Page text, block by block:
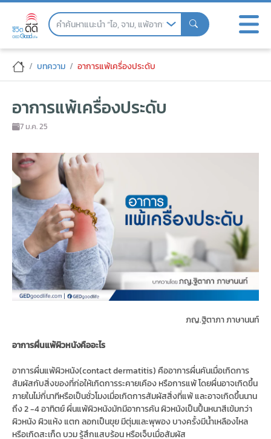
Skip
อาการแพ้เครื่องประดับ
บทความ อาการแพ้เครื่องประดับ
อาการแพ้เครื่องประดับ
7 ม.ค. 25
ภญ.ฐิตาภา ภาษานนท์
อาการผื่นแพ้ผิวหนังคืออะไร
อาการผื่นแพ้ผิวหนัง(contact dermatitis) คืออาการผื่นคันเมื่อเกิดการ
สัมผัสกับสิ่งของที่ก่อให้เกิดการระคายเคือง หรือการแพ้ โดยผื่นอาจเกิดขึ้น
ภายในไม่กี่นาทีหรือเป็นชั่วโมงเมื่อเกิดการสัมผัสสิ่งที่แพ้ และอาจเกิดขึ้นนาน
ถึง 2 -4 อาทิตย์ ผื่นแพ้ผิวหนังมักมีอาการคัน ผิวหนังเป็นปื้นหนาสีเข้มกว่า
ผิวหนัง ผิวแห้ง แตก ลอกเป็นขุย มีตุ่มและพุพอง บางครั้งมีน้ำเหลืองไหล
หรือเกิดสะเก็ด บวม รู้สึกแสบร้อน หรือเจ็บเมื่อสัมผัส